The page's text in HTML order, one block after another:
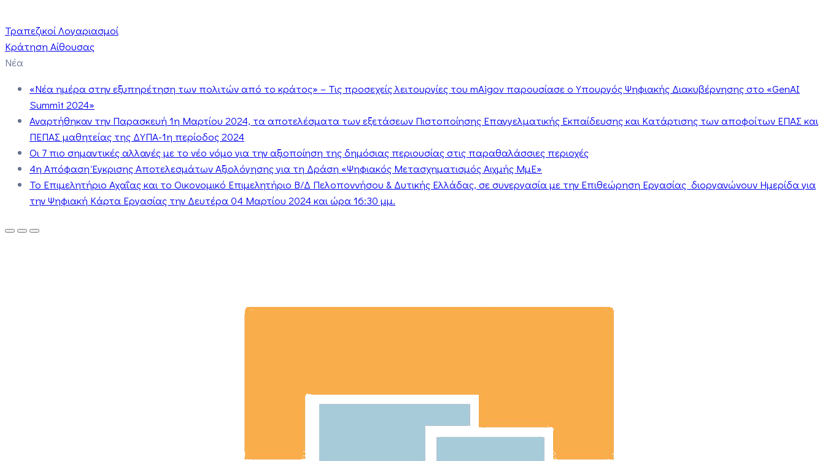
Τραπεζικοί Λογαριασμοί
Κράτηση Αίθουσας
Νέα
«Νέα ημέρα στην εξυπηρέτηση των πολιτών από το κράτος» – Τις προσεχείς λειτουργίες του mAigov παρουσίασε ο Υπουργός Ψηφιακής Διακυβέρνησης στο «GenAI
Summit 2024»
Αναρτήθηκαν την Παρασκευή 1η Μαρτίου 2024, τα αποτελέσματα των εξετάσεων Πιστοποίησης Επαγγελματικής Εκπαίδευσης και Κατάρτισης των αποφοίτων ΕΠΑΣ και
ΠΕΠΑΣ μαθητείας της ΔΥΠΑ-1η περίοδος 2024
Οι 7 πιο σημαντικές αλλαγές με το νέο νόμο για την αξιοποίηση της δημόσιας περιουσίας στις παραθαλάσσιες περιοχές
4η Απόφαση Έγκρισης Αποτελεσμάτων Αξιολόγησης για τη Δράση «Ψηφιακός Μετασχηματισμός Αιχμής ΜμΕ»
Το Επιμελητήριο Αχαΐας και το Οικονομικό Επιμελητήριο Β/Δ Πελοποννήσου & Δυτικής Ελλάδας, σε συνεργασία με την Επιθεώρηση Εργασίας διοργανώνουν Ημερίδα για
την Ψηφιακή Κάρτα Εργασίας την Δευτέρα 04 Μαρτίου 2024 και ώρα 16:30 μμ.